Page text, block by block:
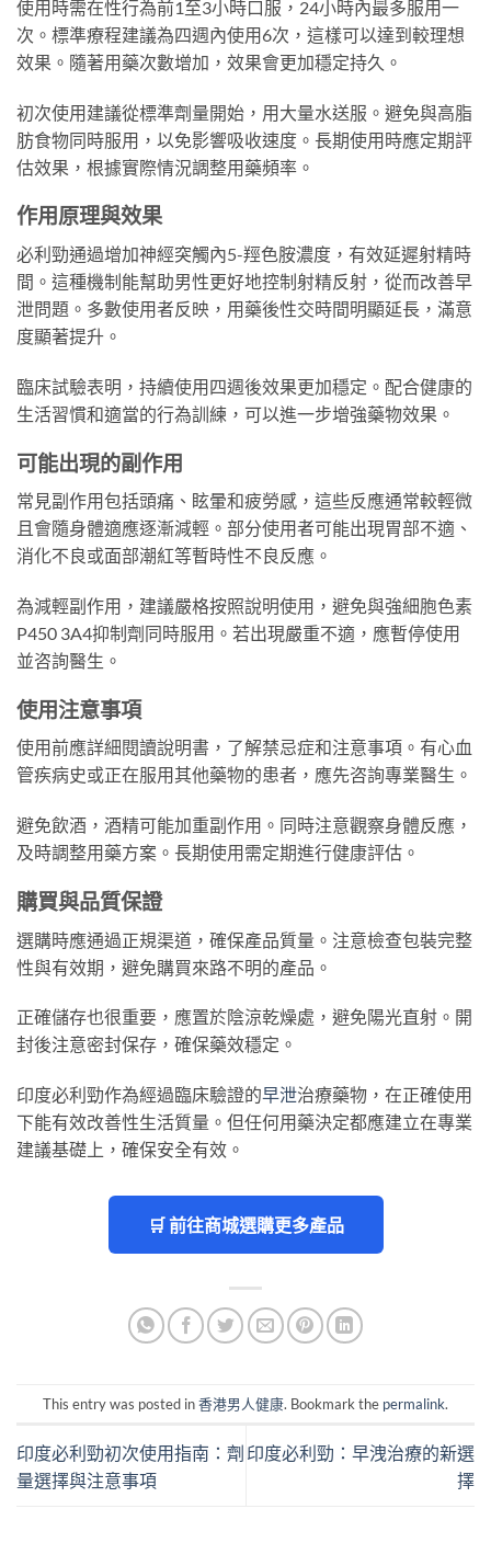
使用時需在性行為前1至3小時口服，24小時內最多服用一
次。標準療程建議為四週內使用6次，這樣可以達到較理想
效果。隨著用藥次數增加，效果會更加穩定持久。
初次使用建議從標準劑量開始，用大量水送服。避免與高脂
肪食物同時服用，以免影響吸收速度。長期使用時應定期評
估效果，根據實際情況調整用藥頻率。
作用原理與效果
必利勁通過增加神經突觸內5-羥色胺濃度，有效延遲射精時
間。這種機制能幫助男性更好地控制射精反射，從而改善早
泄問題。多數使用者反映，用藥後性交時間明顯延長，滿意
度顯著提升。
臨床試驗表明，持續使用四週後效果更加穩定。配合健康的
生活習慣和適當的行為訓練，可以進一步增強藥物效果。
可能出現的副作用
常見副作用包括頭痛、眩暈和疲勞感，這些反應通常較輕微
且會隨身體適應逐漸減輕。部分使用者可能出現胃部不適、
消化不良或面部潮紅等暫時性不良反應。
為減輕副作用，建議嚴格按照說明使用，避免與強細胞色素
P450 3A4抑制劑同時服用。若出現嚴重不適，應暫停使用
並咨詢醫生。
使用注意事項
使用前應詳細閱讀說明書，了解禁忌症和注意事項。有心血
管疾病史或正在服用其他藥物的患者，應先咨詢專業醫生。
避免飲酒，酒精可能加重副作用。同時注意觀察身體反應，
及時調整用藥方案。長期使用需定期進行健康評估。
購買與品質保證
選購時應通過正規渠道，確保產品質量。注意檢查包裝完整
性與有效期，避免購買來路不明的產品。
正確儲存也很重要，應置於陰涼乾燥處，避免陽光直射。開
封後注意密封保存，確保藥效穩定。
印度必利勁作為經過臨床驗證的早泄治療藥物，在正確使用
下能有效改善性生活質量。但任何用藥決定都應建立在專業
建議基礎上，確保安全有效。
🛒 前往商城選購更多產品
This entry was posted in香港男人健康. Bookmark the permalink.
印度必利勁初次使用指南：劑
量選擇與注意事項
印度必利勁：早洩治療的新選
擇